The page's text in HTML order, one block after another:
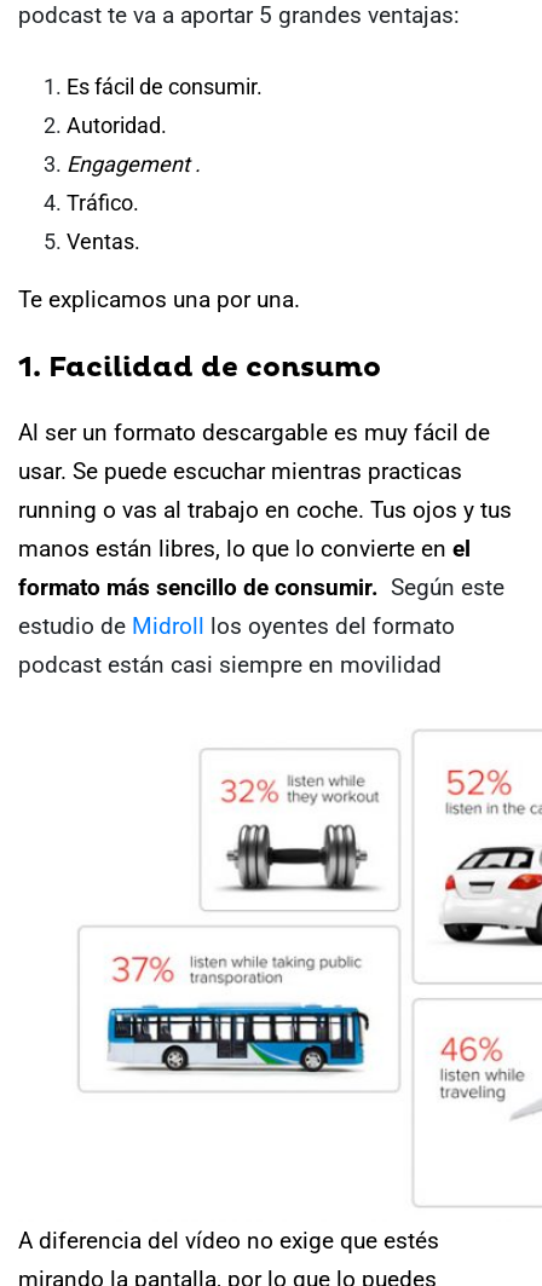
podcast te va a aportar 5 grandes ventajas:
Es fácil de consumir.
Autoridad.
Engagement .
Tráfico.
Ventas.
Te explicamos una por una.
1. Facilidad de consumo
Al ser un formato descargable es muy fácil de
usar. Se puede escuchar mientras practicas
running o vas al trabajo en coche. Tus ojos y tus
manos están libres, lo que lo convierte en el
formato más sencillo de consumir. Según este
estudio de Midroll los oyentes del formato
podcast están casi siempre en movilidad
A diferencia del vídeo no exige que estés
mirando la pantalla, por lo que lo puedes